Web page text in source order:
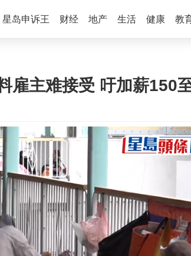
星岛申诉王 财经 地产 生活 健康 教
雇主难接受 吁加薪150